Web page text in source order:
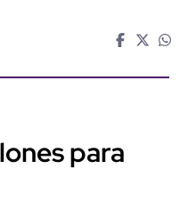
para